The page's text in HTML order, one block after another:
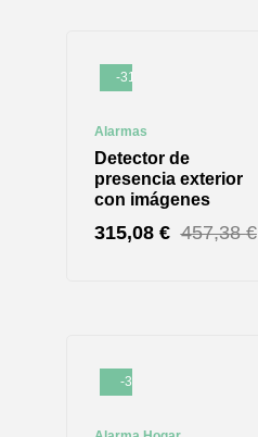
-31%
Alarmas
Detector de
presencia exterior
con imágenes
457,38€
315,08 €
-3%